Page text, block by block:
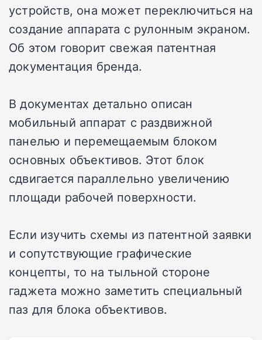
устройств, она может переключиться на
создание аппарата с рулонным экраном.
Об этом говорит свежая патентная
документация бренда.
В документах детально описан
мобильный аппарат с раздвижной
панелью и перемещаемым блоком
основных объективов. Этот блок
сдвигается параллельно увеличению
площади рабочей поверхности.
Если изучить схемы из патентной заявки
и сопутствующие графические
концепты, то на тыльной стороне
гаджета можно заметить специальный
паз для блока объективов.